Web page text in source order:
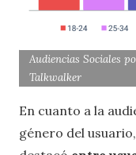
Audiencias Sociales
Talkwalker
En cuanto a la
género del